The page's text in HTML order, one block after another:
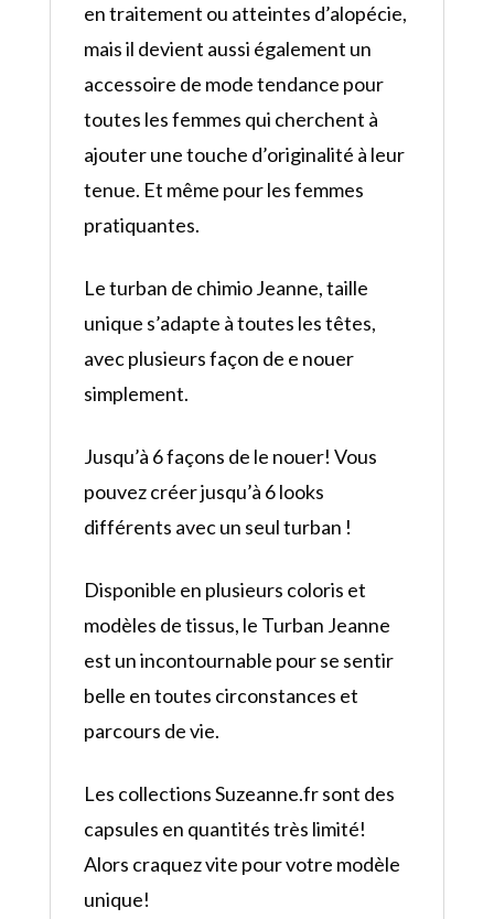
en traitement ou atteintes d’alopécie,
mais il devient aussi également un
accessoire de mode tendance pour
toutes les femmes qui cherchent à
ajouter une touche d’originalité à leur
tenue. Et même pour les femmes
pratiquantes.
Le turban de chimio Jeanne, taille
unique s’adapte à toutes les têtes,
avec plusieurs façon de e nouer
simplement.
Jusqu’à 6 façons de le nouer! Vous
pouvez créer jusqu’à 6 looks
différents avec un seul turban !
Disponible en plusieurs coloris et
modèles de tissus, le Turban Jeanne
est un incontournable pour se sentir
belle en toutes circonstances et
parcours de vie.
Les collections Suzeanne.fr sont des
capsules en quantités très limité!
Alors craquez vite pour votre modèle
unique!